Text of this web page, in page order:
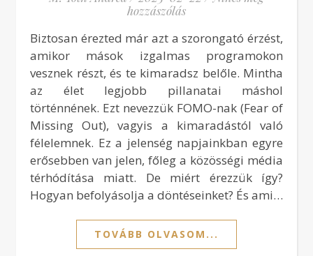
hozzászólás
Biztosan érezted már azt a szorongató érzést,
amikor mások izgalmas programokon
vesznek részt, és te kimaradsz belőle. Mintha
az élet legjobb pillanatai máshol
történnének. Ezt nevezzük FOMO-nak (Fear of
Missing Out), vagyis a kimaradástól való
félelemnek. Ez a jelenség napjainkban egyre
erősebben van jelen, főleg a közösségi média
térhódítása miatt. De miért érezzük így?
Hogyan befolyásolja a döntéseinket? És ami…
TOVÁBB OLVASOM...